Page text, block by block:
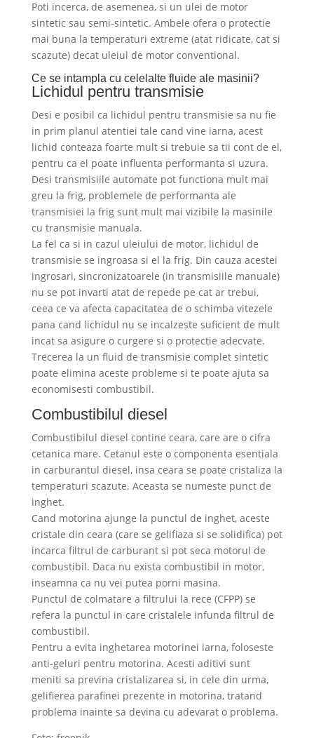
Poti incerca, de asemenea, si un ulei de motor
sintetic sau semi-sintetic. Ambele ofera o protectie
mai buna la temperaturi extreme (atat ridicate, cat si
scazute) decat uleiul de motor conventional.
Ce se intampla cu celelalte fluide ale masinii?
Lichidul pentru transmisie
Desi e posibil ca lichidul pentru transmisie sa nu fie
in prim planul atentiei tale cand vine iarna, acest
lichid conteaza foarte mult si trebuie sa tii cont de el,
pentru ca el poate influenta performanta si uzura.
Desi transmisiile automate pot functiona mult mai
greu la frig, problemele de performanta ale
transmisiei la frig sunt mult mai vizibile la masinile
cu transmisie manuala.
La fel ca si in cazul uleiului de motor, lichidul de
transmisie se ingroasa si el la frig. Din cauza acestei
ingrosari, sincronizatoarele (in transmisiile manuale)
nu se pot invarti atat de repede pe cat ar trebui,
ceea ce va afecta capacitatea de o schimba vitezele
pana cand lichidul nu se incalzeste suficient de mult
incat sa asigure o curgere si o protectie adecvate.
Trecerea la un fluid de transmisie complet sintetic
poate elimina aceste probleme si te poate ajuta sa
economisesti combustibil.
Combustibilul diesel
Combustibilul diesel contine ceara, care are o cifra
cetanica mare. Cetanul este o componenta esentiala
in carburantul diesel, insa ceara se poate cristaliza la
temperaturi scazute. Aceasta se numeste punct de
inghet.
Cand motorina ajunge la punctul de inghet, aceste
cristale din ceara (care se gelifiaza si se solidifica) pot
incarca filtrul de carburant si pot seca motorul de
combustibil. Daca nu exista combustibil in motor,
inseamna ca nu vei putea porni masina.
Punctul de colmatare a filtrului la rece (CFPP) se
refera la punctul in care cristalele infunda filtrul de
combustibil.
Pentru a evita inghetarea motorinei iarna, foloseste
anti-geluri pentru motorina. Acesti aditivi sunt
meniti sa previna cristalizarea si, in cele din urma,
gelifierea parafinei prezente in motorina, tratand
problema inainte sa devina cu adevarat o problema.